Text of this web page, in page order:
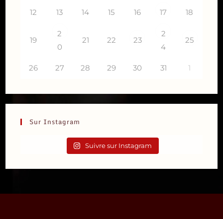
12 13 14 15 16 17 18
19
2
0
21 22 23
2
4
25
26 27 28 29 30 31 1
Sur Instagram
Suivre sur Instagram